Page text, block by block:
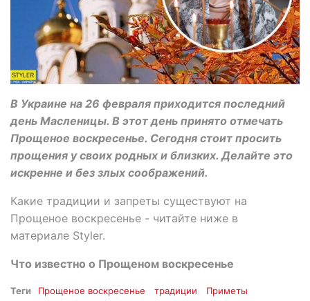
В Украине на 26 февраля приходится последний
день Масленицы. В этот день принято отмечать
Прощеное воскресенье. Сегодня стоит просить
прощения у своих родных и близких. Делайте это
искренне и без злых соображений.
Какие традиции и запреты существуют на
Прощеное воскресенье - читайте ниже в
материале Styler.
Что известно о Прощеном воскресенье
Теги Прощеное воскресенье традиции Приметы